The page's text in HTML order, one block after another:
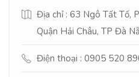
Địa chỉ : 63 Ngô Tất Tố,
Quận Hải Châu, TP Đà
Điện thoại : 0905 520